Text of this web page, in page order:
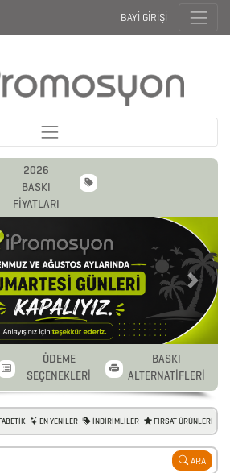
BAYİ GİRİŞİ
2026
BASKI
FİYATLARI
Next
ÖDEME
SEÇENEKLERİ
BASKI
ALTERNATİFLERİ
EN YENİLER İNDİRİMLİLER FIRSAT ÜRÜNLERİ
ARA